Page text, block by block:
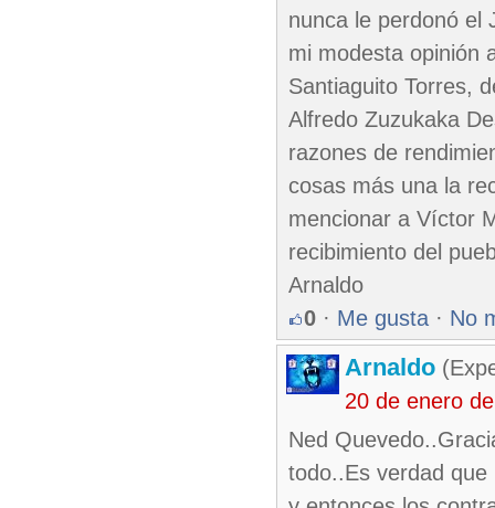
nunca le perdonó el
mi modesta opinión
Santiaguito Torres,
Alfredo Zuzukaka
razones de
cosas más una la
mencionar a Víctor
recibimiento del
Arnaldo
0 · Me gusta · No
Arnaldo
20 de enero
Ned
todo..Es verdad